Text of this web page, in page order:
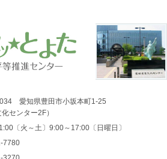
愛知県豊田市小坂本町1-25
化センター2F）
〔火～土〕9:00～17:00〔日曜日〕
7780